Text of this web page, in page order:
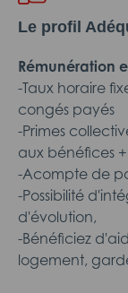
Le profil
Rémunération
-Taux horaire
congés payés
-Primes
aux bénéfices +
-Acompte de
-Possibilité
d'évolution,
-Bénéficiez
logement,